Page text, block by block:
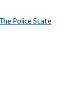
The Police State